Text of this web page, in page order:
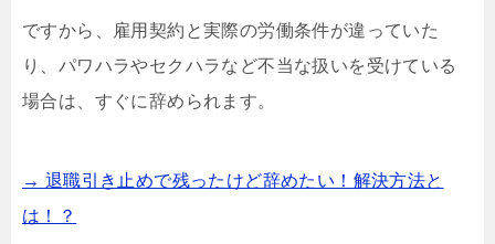
ですから、雇用契約と実際の労働条件が違っていた
り、パワハラやセクハラなど不当な扱いを受けている
場合は、すぐに辞められます。
→ 退職引き止めで残ったけど辞めたい！解決方法と
は！？